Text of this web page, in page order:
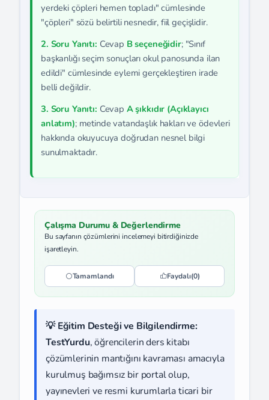
yerdeki çöpleri hemen topladı" cümlesinde
"çöpleri" sözü belirtili nesnedir, fiil geçişlidir.
2. Soru Yanıtı: Cevap B seçeneğidir; "Sınıf
başkanlığı seçim sonuçları okul panosunda ilan
edildi" cümlesinde eylemi gerçekleştiren irade
belli değildir.
3. Soru Yanıtı: Cevap A şıkkıdır (Açıklayıcı
anlatım); metinde vatandaşlık hakları ve ödevleri
hakkında okuyucuya doğrudan nesnel bilgi
sunulmaktadır.
Çalışma Durumu & Değerlendirme
Bu sayfanın çözümlerini incelemeyi bitirdiğinizde
işaretleyin.
Tamamlandı Faydalı(0)
💡 Eğitim Desteği ve Bilgilendirme:
TestYurdu, öğrencilerin ders kitabı
çözümlerinin mantığını kavraması amacıyla
kurulmuş bağımsız bir portal olup,
yayınevleri ve resmi kurumlarla ticari bir